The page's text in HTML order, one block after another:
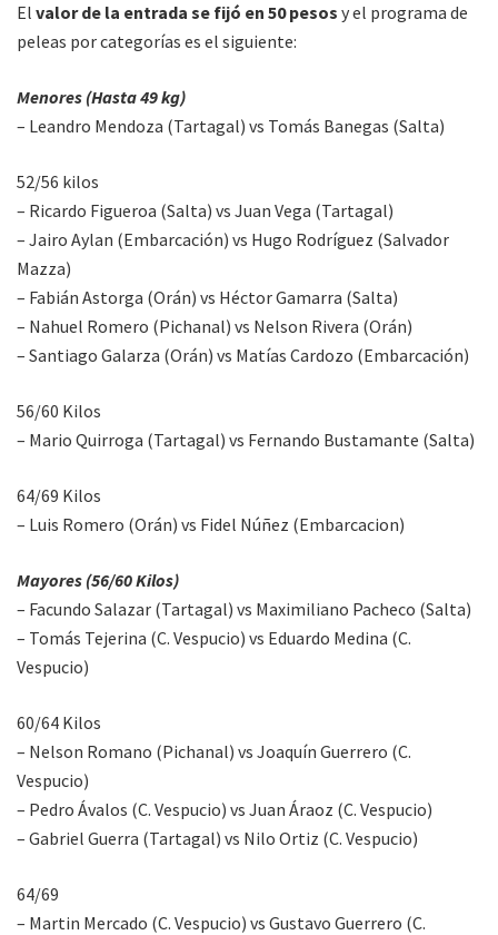
El valor de la entrada se fijó en 50 pesos y el programa de
peleas por categorías es el siguiente:
Menores (Hasta 49 kg)
– Leandro Mendoza (Tartagal) vs Tomás Banegas (Salta)
52/56 kilos
– Ricardo Figueroa (Salta) vs Juan Vega (Tartagal)
– Jairo Aylan (Embarcación) vs Hugo Rodríguez (Salvador
Mazza)
– Fabián Astorga (Orán) vs Héctor Gamarra (Salta)
– Nahuel Romero (Pichanal) vs Nelson Rivera (Orán)
– Santiago Galarza (Orán) vs Matías Cardozo (Embarcación)
56/60 Kilos
– Mario Quirroga (Tartagal) vs Fernando Bustamante (Salta)
64/69 Kilos
– Luis Romero (Orán) vs Fidel Núñez (Embarcacion)
Mayores (56/60 Kilos)
– Facundo Salazar (Tartagal) vs Maximiliano Pacheco (Salta)
– Tomás Tejerina (C. Vespucio) vs Eduardo Medina (C.
Vespucio)
60/64 Kilos
– Nelson Romano (Pichanal) vs Joaquín Guerrero (C.
Vespucio)
– Pedro Ávalos (C. Vespucio) vs Juan Áraoz (C. Vespucio)
– Gabriel Guerra (Tartagal) vs Nilo Ortiz (C. Vespucio)
64/69
– Martin Mercado (C. Vespucio) vs Gustavo Guerrero (C.